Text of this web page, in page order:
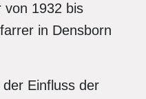
von 1932 bis
in Densborn
Einfluss der